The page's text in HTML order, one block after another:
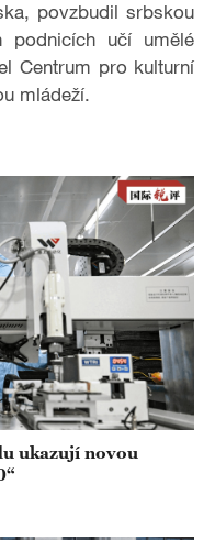
povzbudil srbskou
podnicích učí umělé
Centrum pro kulturní
mládeží.
ukazují novou